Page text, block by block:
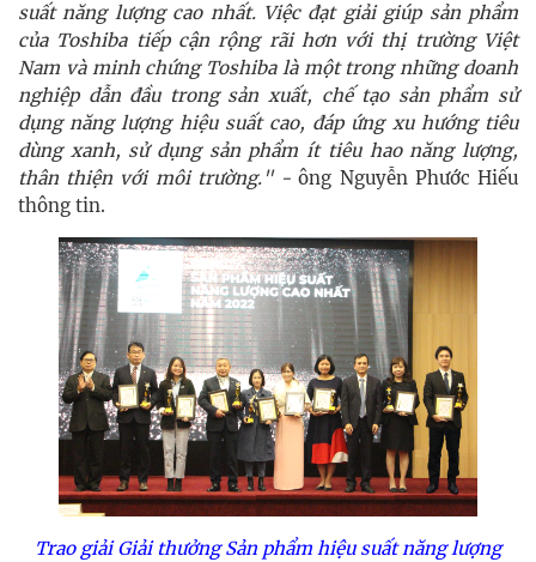
suất năng lượng cao nhất. Việc đạt giải giúp sản phẩm
của Toshiba tiếp cận rộng rãi hơn với thị trường Việt
Nam và minh chứng Toshiba là một trong những doanh
nghiệp dẫn đầu trong sản xuất, chế tạo sản phẩm sử
dụng năng lượng hiệu suất cao, đáp ứng xu hướng tiêu
dùng xanh, sử dụng sản phẩm ít tiêu hao năng lượng,
thân thiện với môi trường." -ông Nguyễn Phước Hiếu
thông tin.
Trao giải Giải thưởng Sản phẩm hiệu suất năng lượng